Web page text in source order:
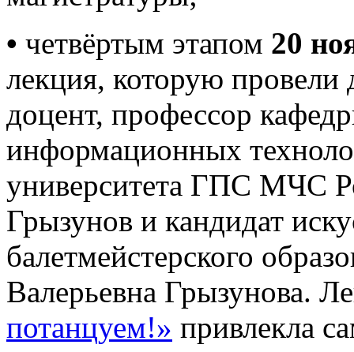
• четвёртым этапом 20
лекция, которую провели
доцент, профессор
информационных
университета ГПС МЧС
Грызунов и кандидат
балетмейстерского
Валерьевна Грызунова.
потанцуем!» привлекла